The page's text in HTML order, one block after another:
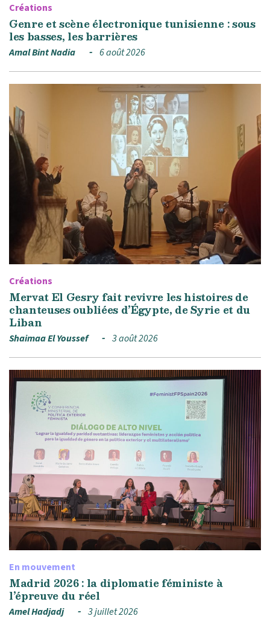
Créations
Genre et scène électronique tunisienne : sous
les basses, les barrières
Amal Bint Nadia 6 août 2026
Créations
Mervat El Gesry fait revivre les histoires de
chanteuses oubliées d’Égypte, de Syrie et du
Liban
Shaimaa El Youssef 3 août 2026
En mouvement
Madrid 2026 : la diplomatie féministe à
l’épreuve du réel
Amel Hadjadj 3 juillet 2026